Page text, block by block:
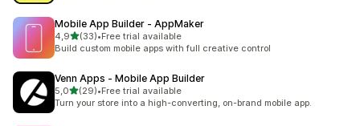
Mobile App Builder ‑ AppMaker
4,9de 5 estrelas
(33)
33 total de avaliações
•Free trial available
Build custom mobile apps with full creative control
Venn Apps ‑ Mobile App Builder
5,0de 5 estrelas
(29)
29 total de avaliações
•Free trial available
Turn your store into a high-converting, on-brand mobile app.